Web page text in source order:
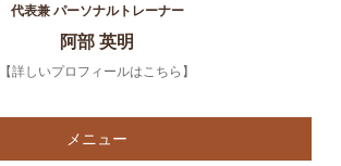
代表兼 パーソナルトレーナー
阿部 英明
【詳しいプロフィールはこちら】
メニュー